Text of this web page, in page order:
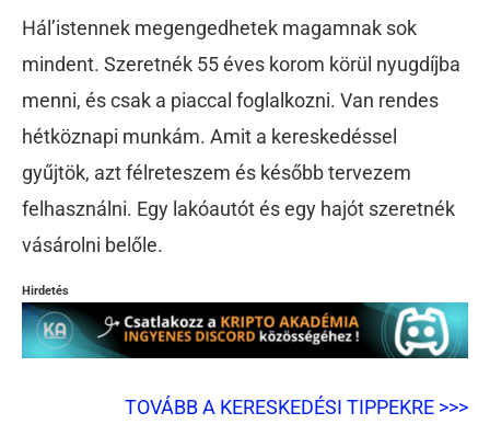
Hál’istennek megengedhetek magamnak sok
mindent. Szeretnék 55 éves korom körül nyugdíjba
menni, és csak a piaccal foglalkozni. Van rendes
hétköznapi munkám. Amit a kereskedéssel
gyűjtök, azt félreteszem és később tervezem
felhasználni. Egy lakóautót és egy hajót szeretnék
vásárolni belőle.
Hirdetés
TOVÁBB A KERESKEDÉSI TIPPEKRE >>>